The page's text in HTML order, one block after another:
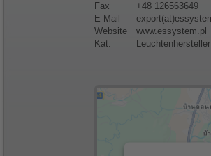
Fax
+48 126563649
E-Mail
Website
www.essystem.pl
Kat.
Leuchtenhersteller